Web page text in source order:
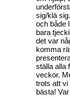
sig/klä
och både
bara
det var
komma
ställa alla
veckor.
trots att vi
bästa!